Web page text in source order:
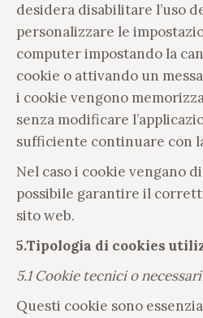
desidera disabilitare l’uso
personalizzare le
computer impostando la
cookie o attivando un
i cookie vengono
senza modificare
sufficiente continuare con
Nel caso i cookie vengano
possibile garantire il
sito web.
5.Tipologia di cookies
5.1 Cookie tecnici o necessari
Questi cookie sono